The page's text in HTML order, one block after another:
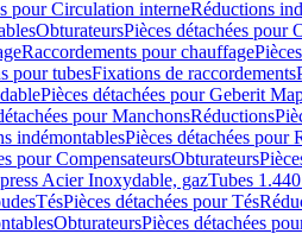
pour Circulation interneRéductions
ObturateursPièces détachées pour
Raccordements pour chauffage
pour tubesFixations de raccordements
Pièces détachées pour Geberit
pour ManchonsRéductions
indémontablesPièces détachées pour
pour CompensateursObturateurs
Acier Inoxydable, gazTubes
TésPièces détachées pour Tés
ObturateursPièces détachées